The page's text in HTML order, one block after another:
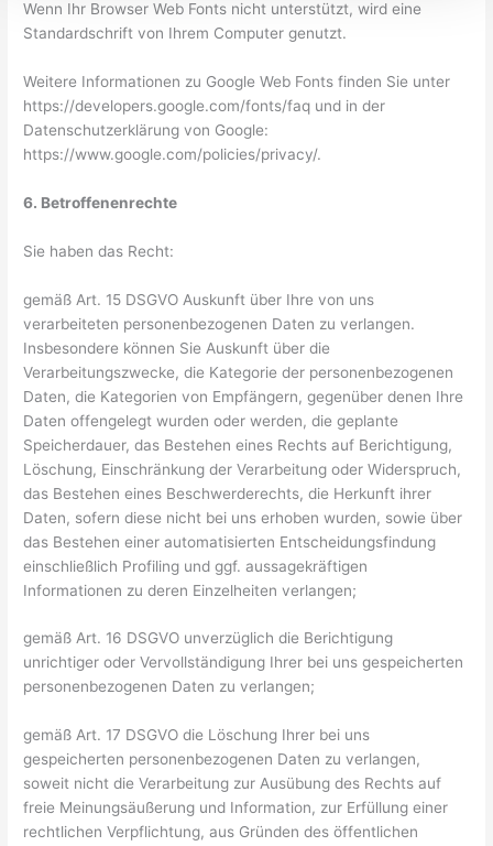
Wenn Ihr Browser Web Fonts nicht unterstützt, wird eine
Standardschrift von Ihrem Computer genutzt.
Weitere Informationen zu Google Web Fonts finden Sie unter
https://developers.google.com/fonts/faq und in der
Datenschutzerklärung von Google:
https://www.google.com/policies/privacy/.
6. Betroffenenrechte
Sie haben das Recht:
gemäß Art. 15 DSGVO Auskunft über Ihre von uns
verarbeiteten personenbezogenen Daten zu verlangen.
Insbesondere können Sie Auskunft über die
Verarbeitungszwecke, die Kategorie der personenbezogenen
Daten, die Kategorien von Empfängern, gegenüber denen Ihre
Daten offengelegt wurden oder werden, die geplante
Speicherdauer, das Bestehen eines Rechts auf Berichtigung,
Löschung, Einschränkung der Verarbeitung oder Widerspruch,
das Bestehen eines Beschwerderechts, die Herkunft ihrer
Daten, sofern diese nicht bei uns erhoben wurden, sowie über
das Bestehen einer automatisierten Entscheidungsfindung
einschließlich Profiling und ggf. aussagekräftigen
Informationen zu deren Einzelheiten verlangen;
gemäß Art. 16 DSGVO unverzüglich die Berichtigung
unrichtiger oder Vervollständigung Ihrer bei uns gespeicherten
personenbezogenen Daten zu verlangen;
gemäß Art. 17 DSGVO die Löschung Ihrer bei uns
gespeicherten personenbezogenen Daten zu verlangen,
soweit nicht die Verarbeitung zur Ausübung des Rechts auf
freie Meinungsäußerung und Information, zur Erfüllung einer
rechtlichen Verpflichtung, aus Gründen des öffentlichen